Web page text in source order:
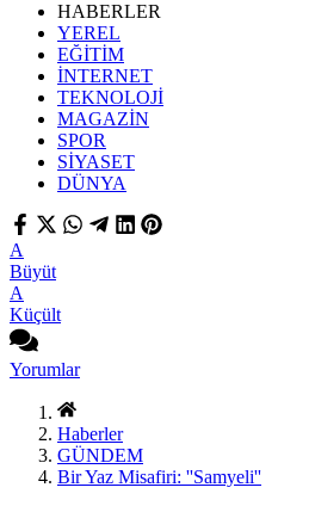
HABERLER
YEREL
EĞİTİM
İNTERNET
TEKNOLOJİ
MAGAZİN
SPOR
SİYASET
DÜNYA
A
Büyüt
A
Küçült
Yorumlar
Haberler
GÜNDEM
Bir Yaz Misafiri: ''Samyeli''